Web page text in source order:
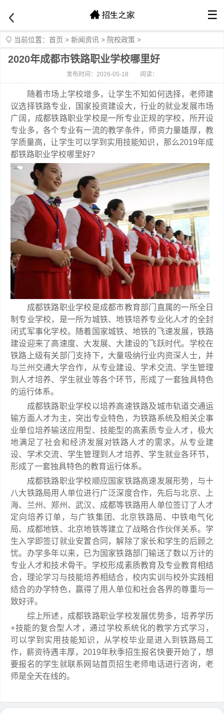
☰
当前位置： 首页 > 新闻资讯 > 院校政策 >
2020年成都市铁路职业学校哪里好
发布时间：2026-05-18 阅读：
随着市场上学校增多，让学生不知如何选择，老师建
议选择铁路专业，国家投资建设大，行业的就业发展市场
广阔，成都铁路职业学校是一所专业正规的学校，所开设
专业多，各个专业有一流的教学条件，师资力量雄厚，教
学质量高，让学生可以学到实用技能知识，那么2019年成
都铁路职业学校哪里好?
成都铁路职业学校是成都市教育部门直属的一所全日
制专业学校，是一所为城铁、地铁培养专业化人才的全封
闭式军事化学校。随着国家城铁、地铁的飞速发展，铁路
建设迎来了高速度、大发展、大建设的飞跃时代。学校在
铁路上级有关部门支持下，大量吸纳行业内资深人士，并
与兰州交通大学合作，从专业建设、学术交流、学生管理
到人才培养、学生就业等各个环节，形成了一套独具特色
的运行体系。
成都铁路职业学校以培养高速铁路及城市轨道交通运
输方面人才为主，突出专业特色，为铁路系统及相关企事
业单位培养输送应用型、技能型的高素质专业人才，极大
地满足了社会和经济发展对铁路人才的需求。从专业建
设、学术交流、学生管理到人才培养、学生就业各环节，
形成了一套独具特色的教育运行体系。
成都铁路职业学校顺应国家铁路高速发展形势，与十
八大铁路局用人单位进行广泛深度合作，先后与北京、上
海、兰州、郑州、武汉、成都等铁路用人单位签订了人才
定向培养订单，与广铁集团、北京铁路局、中铁电气化
局、成都地铁、北京地铁等建立了战略合作伙伴关系。学
生入学即签订就业安置合同，解除了家长和学生的后顾之
忧。办学多年以来，已为国家铁路部门输送了数以万计的
专业人才和技术骨干。学校形成素质教育及专业教育相结
合，理论学习与技能培养相结合，校内实训与校外实践相
结合的办学特色，赢得了用人单位和社会各界的尊重与一
致好评。
综上所述，成都铁路职业学校发展优势多，培养学历
+技能的复合型人才，通过学校系统化的教学方式学习，
可以学到实用技能知识，从学校毕业是进入到铁路局工
作，薪资待遇丰厚，2019年秋季招生报名快要开始了，想
要报名的学生就联系网站首页招生老师电话进行咨询，老
师是全天在线的。